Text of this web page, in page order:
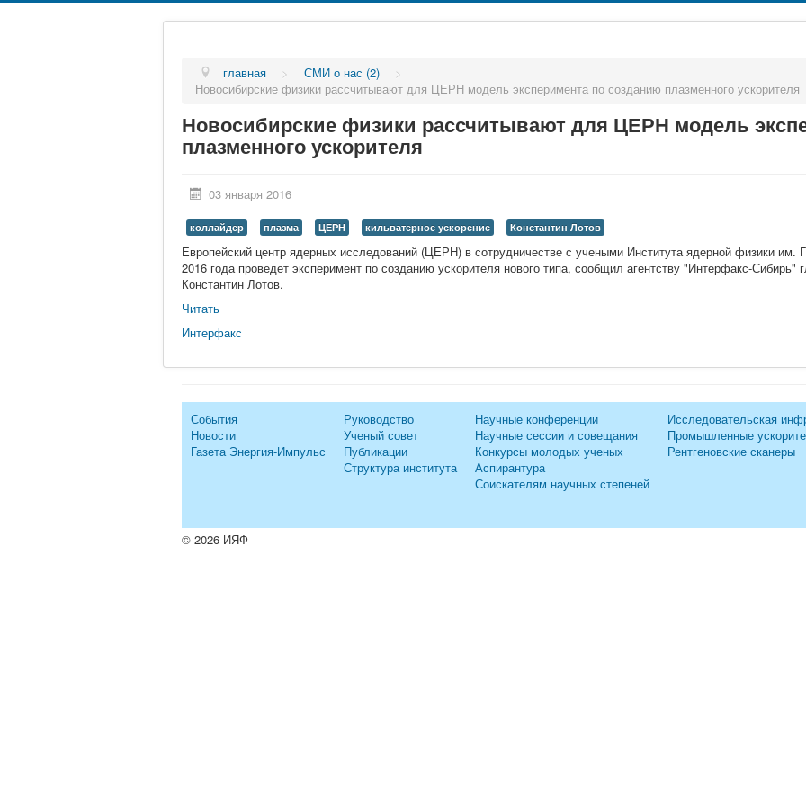
главная > СМИ о нас (2)
>
Новосибирские физики рассчитывают для ЦЕРН модель эксперимента по созданию плазменного ускорителя
Новосибирские физики рассчитывают для ЦЕРН модель
плазменного ускорителя
03 января 2016
коллайдер плазма ЦЕРН кильватерное ускорение Константин Лотов
Европейский центр ядерных исследований (ЦЕРН) в сотрудничестве с учеными Института ядерной физики
2016 года проведет эксперимент по созданию ускорителя нового типа, сообщил агентству "Интерфакс-
Константин Лотов.
Читать
Интерфакс
События
Новости
Газета Энергия-Импульс
Руководство
Ученый совет
Публикации
Структура института
Научные конференции
Научные сессии и совещания
Конкурсы молодых ученых
Аспирантура
Соискателям научных степеней
Исследовательская
Промышленные
Рентгеновские сканеры
© 2026 ИЯФ